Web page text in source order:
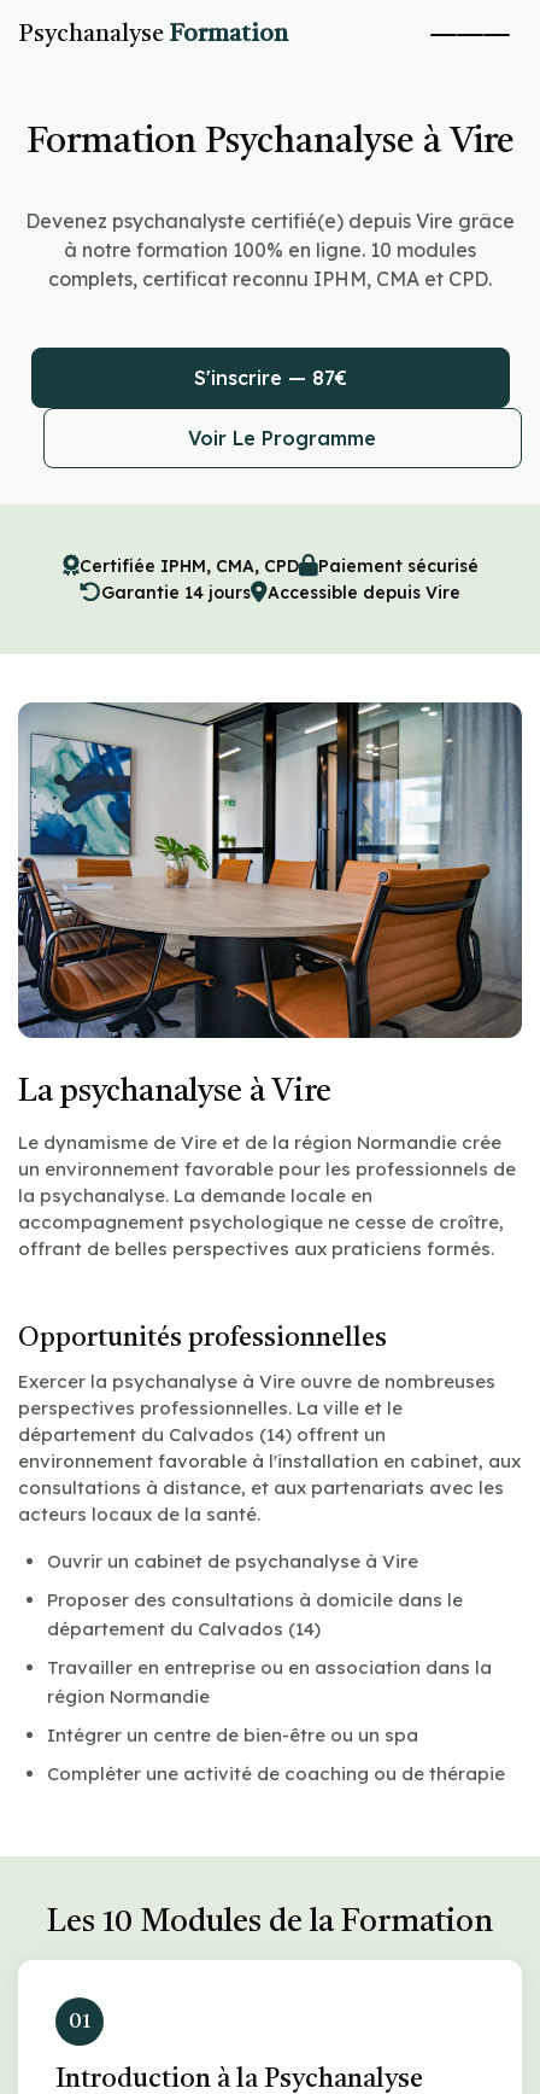
Psychanalyse Formation
Formation Psychanalyse à Vire
Devenez psychanalyste certifié(e) depuis Vire grâce
à notre formation 100% en ligne. 10 modules
complets, certificat reconnu IPHM, CMA et CPD.
S'inscrire — 87€
Voir Le Programme
Certifiée IPHM, CMA, CPD
Paiement sécurisé
Garantie 14 jours
Accessible depuis Vire
La psychanalyse à Vire
Le dynamisme de Vire et de la région Normandie crée
un environnement favorable pour les professionnels de
la psychanalyse. La demande locale en
accompagnement psychologique ne cesse de croître,
offrant de belles perspectives aux praticiens formés.
Opportunités professionnelles
Exercer la psychanalyse à Vire ouvre de nombreuses
perspectives professionnelles. La ville et le
département du Calvados (14) offrent un
environnement favorable à l'installation en cabinet, aux
consultations à distance, et aux partenariats avec les
acteurs locaux de la santé.
Ouvrir un cabinet de psychanalyse à Vire
Proposer des consultations à domicile dans le
département du Calvados (14)
Travailler en entreprise ou en association dans la
région Normandie
Intégrer un centre de bien-être ou un spa
Compléter une activité de coaching ou de thérapie
Les 10 Modules de la Formation
01
Introduction à la Psychanalyse